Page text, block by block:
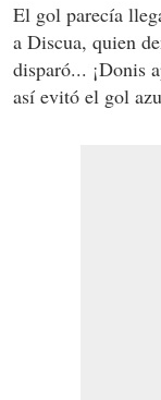
El gol parecía
a Discua, quien
disparó... ¡Donis
así evitó el gol